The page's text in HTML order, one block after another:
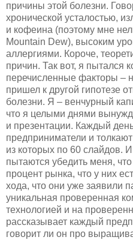
причины этой болезни.
хронической усталостью,
и кофеина (поэтому мне
Mountain Dew), высоким
аллергиями. Короче,
причин. Так вот, я пытался
перечисленные факторы –
пришел к другой гипотезе
болезни. Я – венчурный
что я целыми днями
и презентации. Каждый
предприниматели и
из которых по 60 слайдов.
пытаются убедить меня,
процент рынка, что у них
хода, что они уже заявили
уникальная проверенная
технологией и на
рассказывает каждый
говорит ли он про